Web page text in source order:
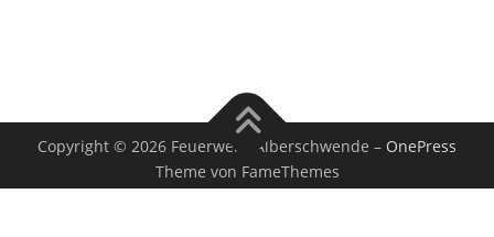
Copyright © 2026 Feuerwehr Alberschwende – OnePress
Theme von FameThemes